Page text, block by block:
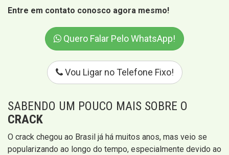
Entre em contato conosco agora mesmo!
Quero Falar Pelo WhatsApp!
Vou Ligar no Telefone Fixo!
SABENDO UM POUCO MAIS SOBRE O
CRACK
O crack chegou ao Brasil já há muitos anos, mas veio se
popularizando ao longo do tempo, especialmente devido ao